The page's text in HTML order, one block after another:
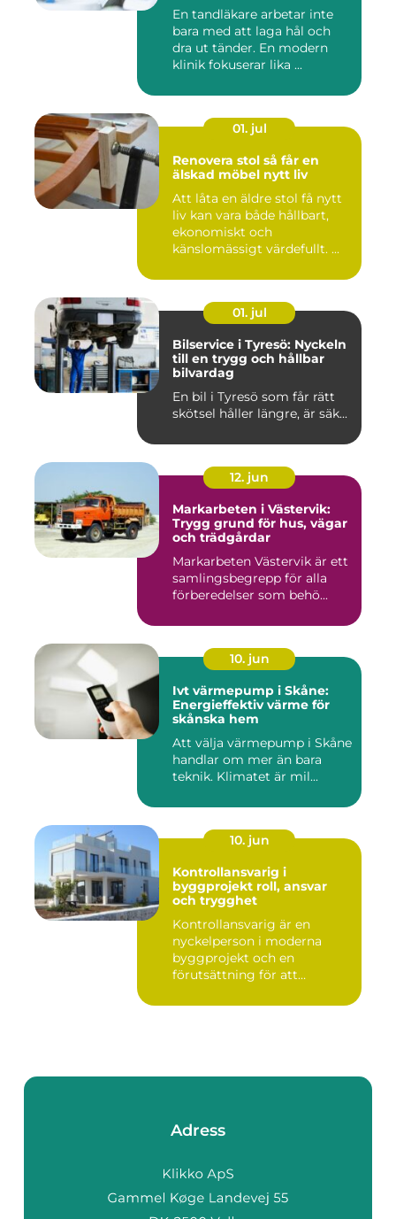
En tandläkare arbetar inte
bara med att laga hål och
dra ut tänder. En modern
klinik fokuserar lika ...
01. jul
Renovera stol så får en
älskad möbel nytt liv
Att låta en äldre stol få nytt
liv kan vara både hållbart,
ekonomiskt och
känslomässigt värdefullt. ...
01. jul
Bilservice i Tyresö: Nyckeln
till en trygg och hållbar
bilvardag
En bil i Tyresö som får rätt
skötsel håller längre, är säk...
12. jun
Markarbeten i Västervik:
Trygg grund för hus, vägar
och trädgårdar
Markarbeten Västervik är ett
samlingsbegrepp för alla
förberedelser som behö...
10. jun
Ivt värmepump i Skåne:
Energieffektiv värme för
skånska hem
Att välja värmepump i Skåne
handlar om mer än bara
teknik. Klimatet är mil...
10. jun
Kontrollansvarig i
byggprojekt roll, ansvar
och trygghet
Kontrollansvarig är en
nyckelperson i moderna
byggprojekt och en
förutsättning för att
Adress